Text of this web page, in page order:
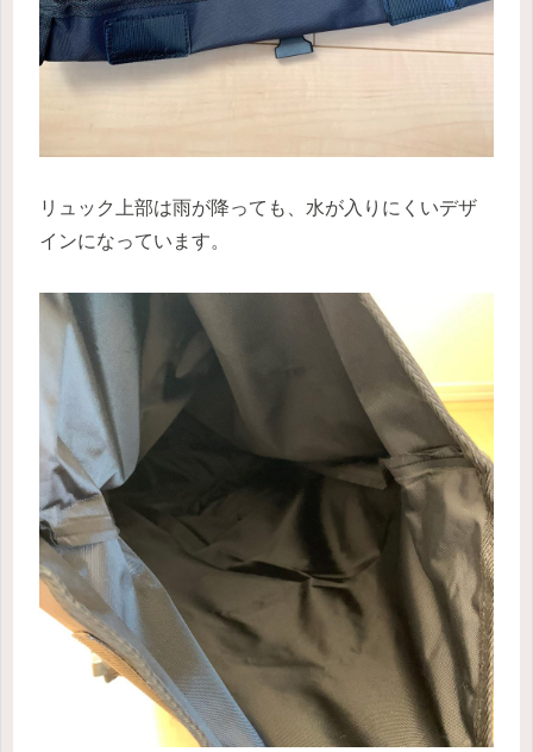
リュック上部は雨が降っても、水が入りにくいデザ
インになっています。